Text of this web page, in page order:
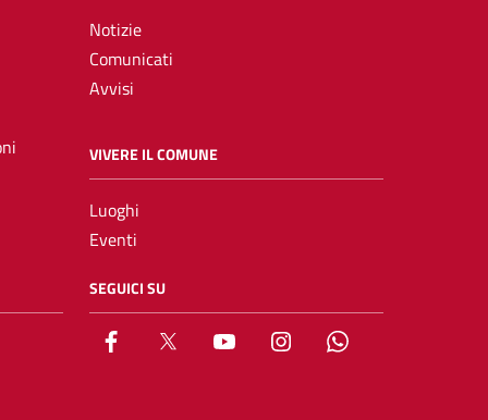
Notizie
Comunicati
Avvisi
VIVERE IL COMUNE
Luoghi
Eventi
SEGUICI SU
Facebook YouTube Instagram